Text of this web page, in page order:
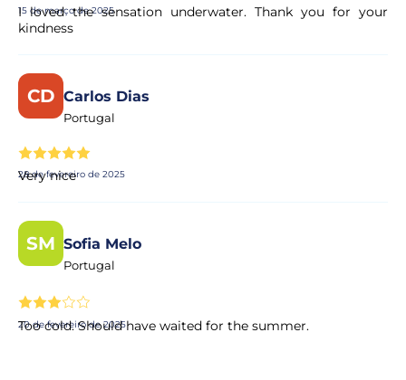
15 de março de 2025
I loved the sensation underwater. Thank you for your
kindness
CD Carlos Dias
Portugal
28 de fevereiro de 2025
Very nice
SM Sofia Melo
Portugal
20 de fevereiro de 2025
Too cold. Should have waited for the summer.